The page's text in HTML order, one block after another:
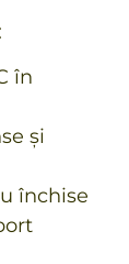
în
și
închise